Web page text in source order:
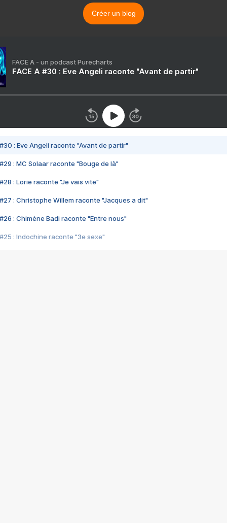
Créer un blog
FACE A - un podcast Purecharts
FACE A #30 : Eve Angeli raconte "Avant de partir"
#30 : Eve Angeli raconte "Avant de partir"
#29 : MC Solaar raconte "Bouge de là"
#28 : Lorie raconte "Je vais vite"
#27 : Christophe Willem raconte "Jacques a dit"
#26 : Chimène Badi raconte "Entre nous"
#25 : Indochine raconte "3e sexe"